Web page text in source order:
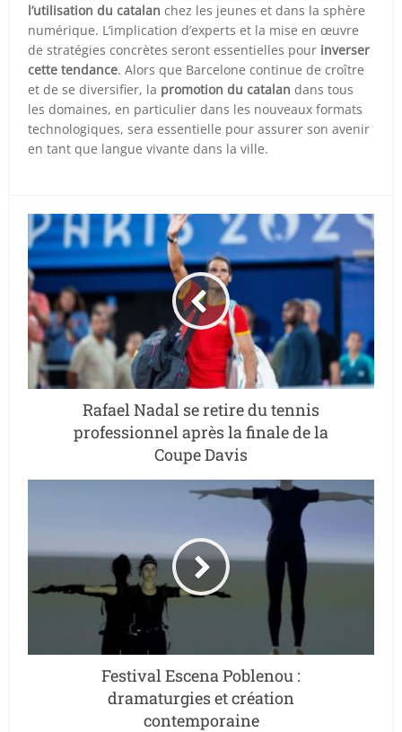
l’utilisation du catalan chez les jeunes et dans la sphère
numérique. L’implication d’experts et la mise en œuvre
de stratégies concrètes seront essentielles pour inverser
cette tendance. Alors que Barcelone continue de croître
et de se diversifier, la promotion du catalan dans tous
les domaines, en particulier dans les nouveaux formats
technologiques, sera essentielle pour assurer son avenir
en tant que langue vivante dans la ville.
Rafael Nadal se retire du tennis
professionnel après la finale de la
Coupe Davis
Festival Escena Poblenou :
dramaturgies et création
contemporaine